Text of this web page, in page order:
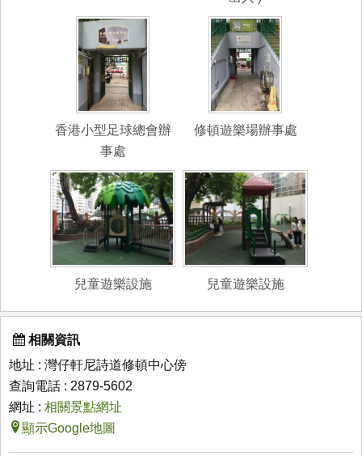
香港小型足球總會辦
事處
修頓遊樂場辦事處
兒童遊樂設施 兒童遊樂設施
相關資訊
地址 : 灣仔軒尼詩道修頓中心傍
查詢電話 : 2879-5602
網址 : 相關景點網址
顯示Google地圖